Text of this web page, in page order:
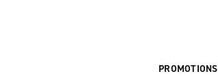
PROMOTIONS